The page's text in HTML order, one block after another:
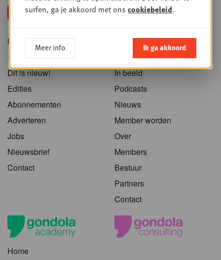
Nieuws
+PLUS
Dit is nieuw!
Edities
Abonnementen
Adverteren
Jobs
Nieuwsbrief
Contact
Home
Sessies
In beeld
Podcasts
Nieuws
Member worden
Over
Members
Bestuur
Partners
Contact
Home
surfen, ga je akkoord met ons cookiebeleid.
Meer info Ik ga akkoord